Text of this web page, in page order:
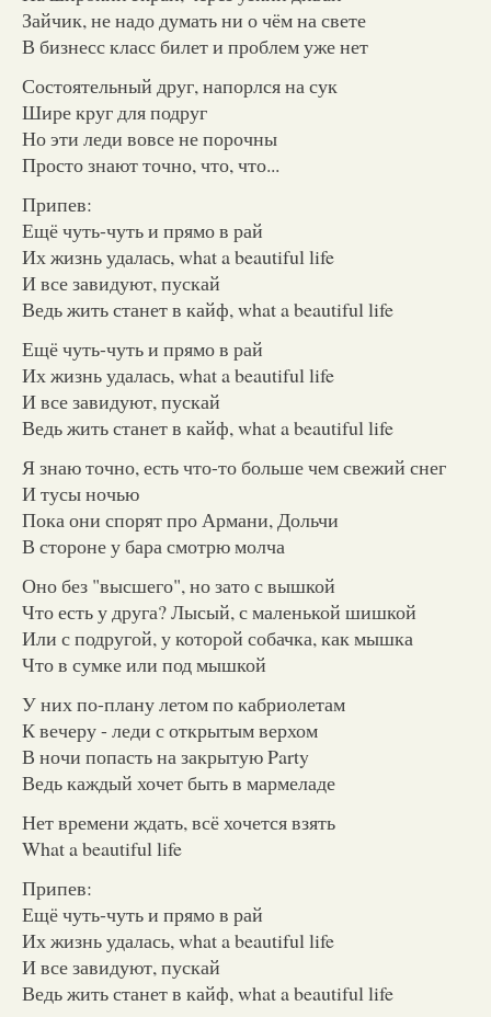
Зайчик, не надо думать ни о чём на свете
В бизнесс класс билет и проблем уже нет
Состоятельный друг, напорлся на сук
Шире круг для подруг
Но эти леди вовсе не порочны
Просто знают точно, что, что...
Припев:
Ещё чуть-чуть и прямо в рай
Их жизнь удалась, what a beautiful life
И все завидуют, пускай
Ведь жить станет в кайф, what a beautiful life
Ещё чуть-чуть и прямо в рай
Их жизнь удалась, what a beautiful life
И все завидуют, пускай
Ведь жить станет в кайф, what a beautiful life
Я знаю точно, есть что-то больше чем свежий снег
И тусы ночью
Пока они спорят про Армани, Дольчи
В стороне у бара смотрю молча
Оно без "высшего", но зато с вышкой
Что есть у друга? Лысый, с маленькой шишкой
Или с подругой, у которой собачка, как мышка
Что в сумке или под мышкой
У них по-плану летом по кабриолетам
К вечеру - леди с открытым верхом
В ночи попасть на закрытую Party
Ведь каждый хочет быть в мармеладе
Нет времени ждать, всё хочется взять
What a beautiful life
Припев:
Ещё чуть-чуть и прямо в рай
Их жизнь удалась, what a beautiful life
И все завидуют, пускай
Ведь жить станет в кайф, what a beautiful life